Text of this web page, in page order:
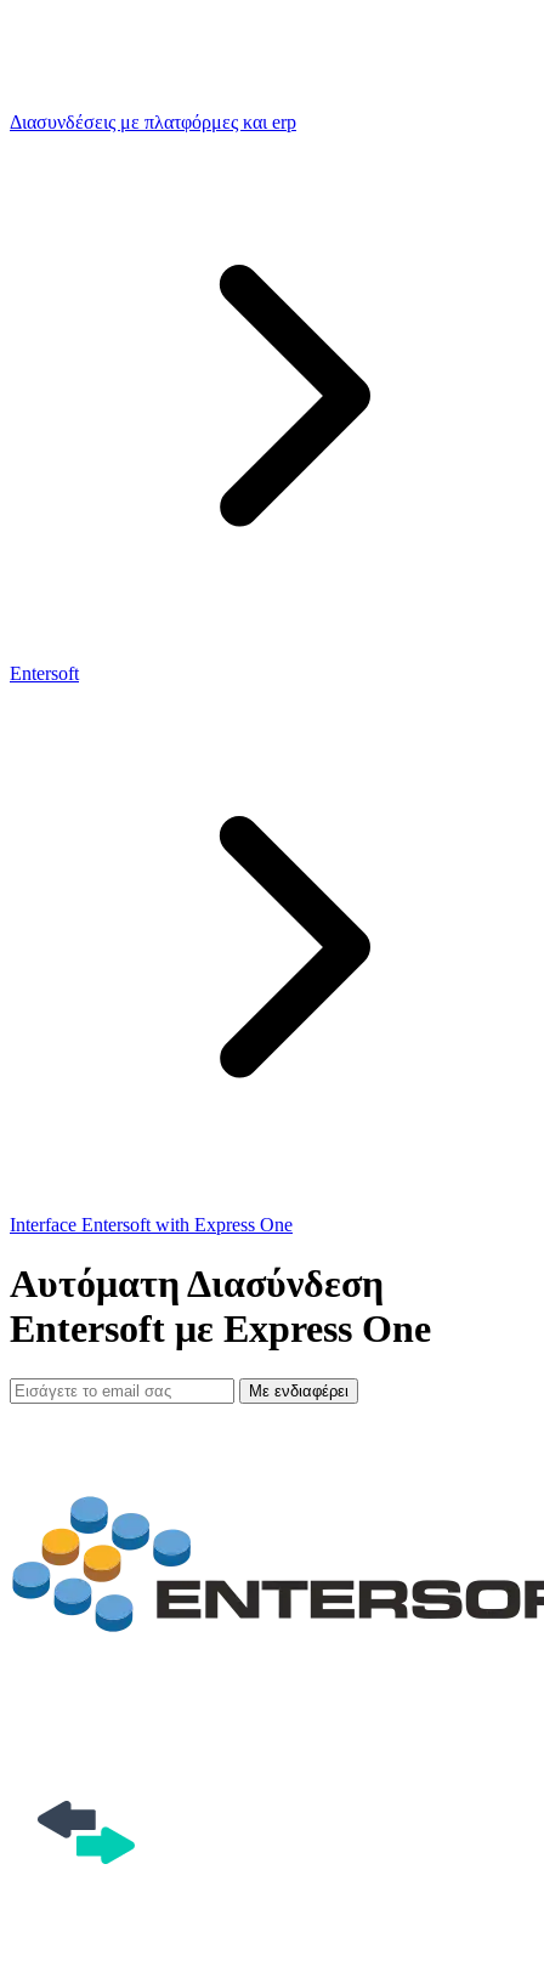
Διασυνδέσεις με πλατφόρμες και erp
Entersoft
Interface Entersoft with Express One
Αυτόματη Διασύνδεση
Entersoft με Express One
Με ενδιαφέρει